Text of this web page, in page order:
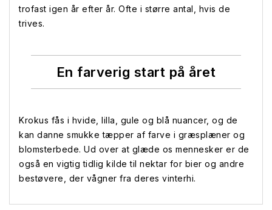
trofast igen år efter år. Ofte i større antal, hvis de
trives.
En farverig start på året
Krokus fås i hvide, lilla, gule og blå nuancer, og de
kan danne smukke tæpper af farve i græsplæner og
blomsterbede. Ud over at glæde os mennesker er de
også en vigtig tidlig kilde til nektar for bier og andre
bestøvere, der vågner fra deres vinterhi.